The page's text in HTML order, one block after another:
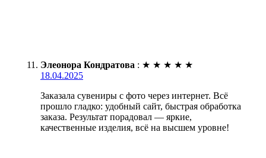
Элеонора Кондратова : ★ ★ ★ ★ ★
18.04.2025
Заказала сувениры с фото через интернет. Всё
прошло гладко: удобный сайт, быстрая обработка
заказа. Результат порадовал — яркие,
качественные изделия, всё на высшем уровне!